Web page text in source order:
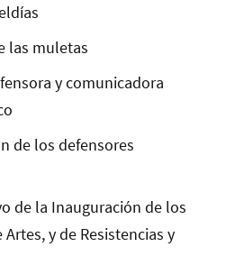
las muletas
y comunicadora
de los defensores
de la Inauguración de los
y de Resistencias y